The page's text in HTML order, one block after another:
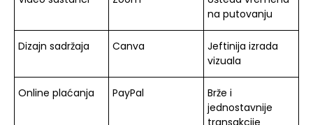
na putovanju
Dizajn sadržaja Canva
Jeftinija izrada
vizuala
Online plaćanja PayPal
Brže i
jednostavnije
transakcije